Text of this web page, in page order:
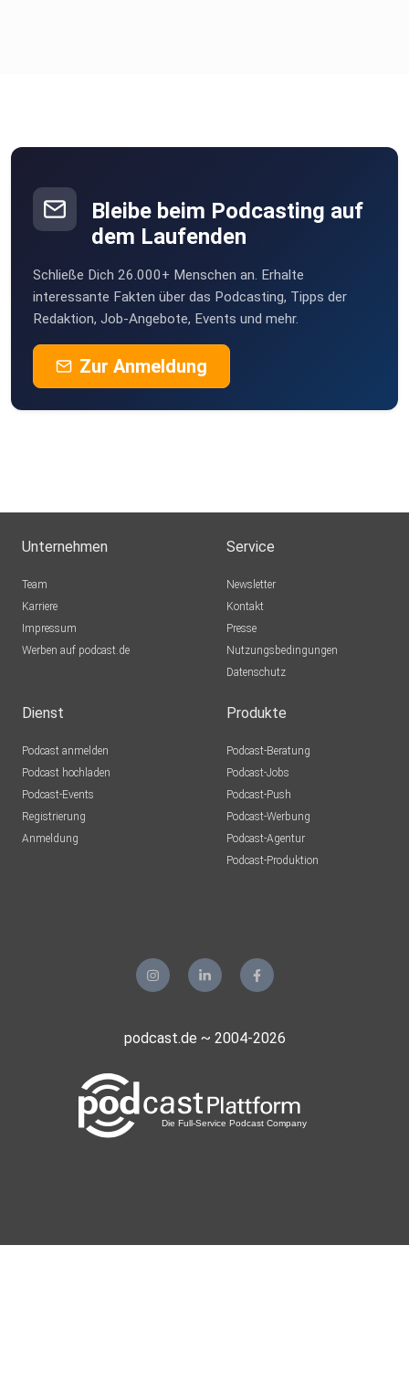
Bleibe beim Podcasting auf
dem Laufenden
Schließe Dich 26.000+ Menschen an. Erhalte
interessante Fakten über das Podcasting, Tipps der
Redaktion, Job-Angebote, Events und mehr.
Zur Anmeldung
Unternehmen
Team
Karriere
Impressum
Werben auf podcast.de
Service
Newsletter
Kontakt
Presse
Nutzungsbedingungen
Datenschutz
Dienst
Podcast anmelden
Podcast hochladen
Podcast-Events
Registrierung
Anmeldung
Produkte
Podcast-Beratung
Podcast-Jobs
Podcast-Push
Podcast-Werbung
Podcast-Agentur
Podcast-Produktion
podcast.de ~ 2004-2026